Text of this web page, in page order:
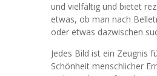
und vielfältig und bietet
etwas, ob man nach
oder etwas dazwischen
Jedes Bild ist ein Zeugnis
Schönheit menschlicher